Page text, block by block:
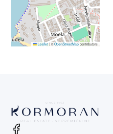
Leaflet |© OpenStreetMapcontributors